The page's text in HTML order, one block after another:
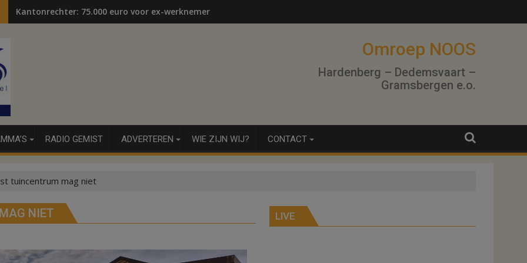
Kantonrechter: 75.000 euro voor ex-werknemers
Omroep NOOS
Hardenberg – Dedemsvaart –
Gramsbergen e.o.
RADIO GEMIST ADVERTEREN WIE ZIJN WIJ? CONTACT
tuincentrum mag niet
NIET LIVE